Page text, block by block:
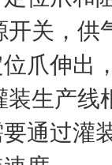
关，供
爪伸出
生产线
通过灌